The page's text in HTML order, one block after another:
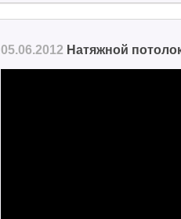
05.06.2012 Натяжной